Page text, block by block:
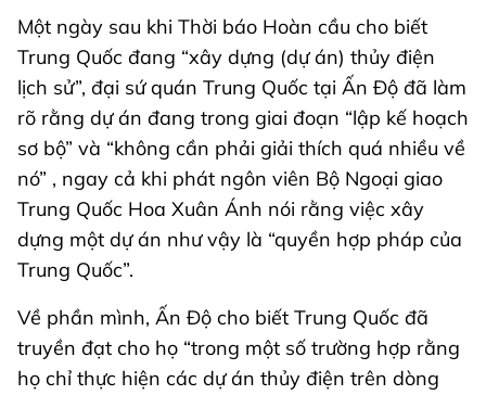
Một ngày sau khi Thời báo Hoàn cầu cho biết
Trung Quốc đang “xây dựng (dự án) thủy điện
lịch sử”, đại sứ quán Trung Quốc tại Ấn Độ đã làm
rõ rằng dự án đang trong giai đoạn “lập kế hoạch
sơ bộ” và “không cần phải giải thích quá nhiều về
nó” , ngay cả khi phát ngôn viên Bộ Ngoại giao
Trung Quốc Hoa Xuân Ánh nói rằng việc xây
dựng một dự án như vậy là “quyền hợp pháp của
Trung Quốc”.
Về phần mình, Ấn Độ cho biết Trung Quốc đã
truyền đạt cho họ “trong một số trường hợp rằng
họ chỉ thực hiện các dự án thủy điện trên dòng